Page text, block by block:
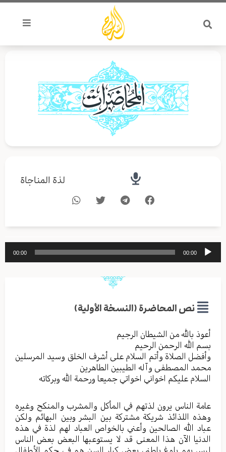
تخطي
المحتوى
لذة المناجاة
مشغل
الصوت
00:00
00:00
نص المحاضرة (النسخة الأولية)
أعوذ بالله من الشیطان الرجیم
بسم الله الرحمن الرحیم
وأفضل الصلاة وأتم السلام علی أشرف الخلق وسید المرسلین
محمد المصطفی وآله الطیبین الطاهرین
السلام علیکم اخواني اخواتي جمیعا ورحمة الله وبرکاته
عامة الناس یرون لذتهم في المأكل والمشرب والمنکح وغیره
وهذه اللذائذ شریکة مشترکة بین البشر وبین البهائم ولکن
عباد الله الصالحین وأعني بالخواص العباد لهم لذة في هذه
الدنیا الآن هذا المعنی قد لا یستوعبها البعض بعض الناس
لیس بهم بلوغ باطني بعض کبار السن هم في حکم الأطفال